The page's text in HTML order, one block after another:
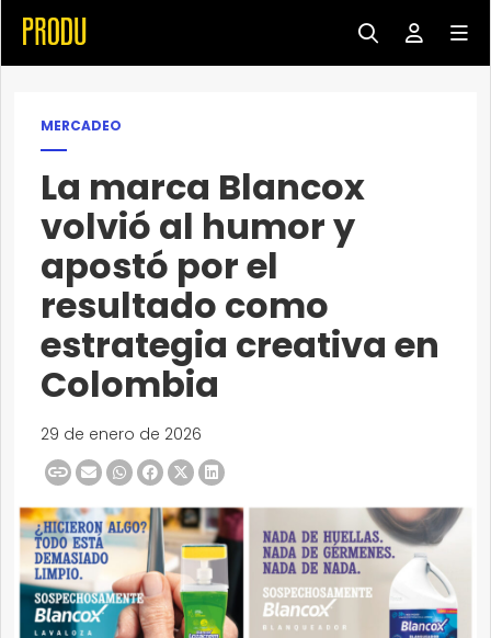
MERCADEO
La marca Blancox
volvió al humor y
apostó por el
resultado como
estrategia creativa en
Colombia
29 de enero de 2026